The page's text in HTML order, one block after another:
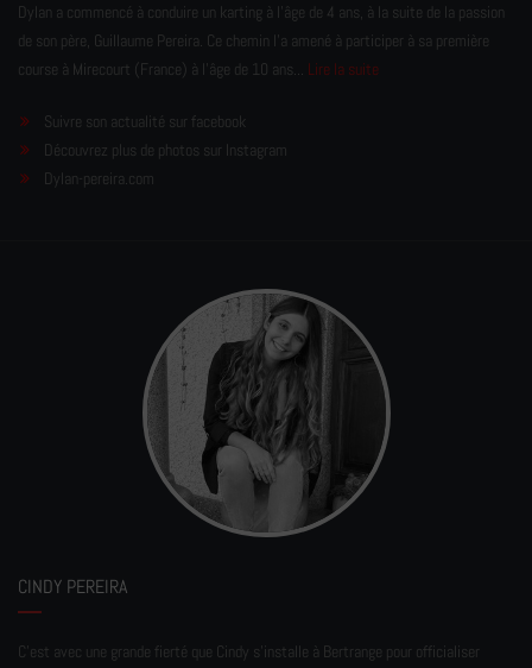
Dylan a commencé à conduire un karting à l’âge de 4 ans, à la suite de la passion
de son père, Guillaume Pereira. Ce chemin l'a amené à participer à sa première
course à Mirecourt (France) à l'âge de 10 ans... Lire la suite
Suivre son actualité sur facebook
Découvrez plus de photos sur Instagram
Dylan-pereira.com
CINDY PEREIRA
C'est avec une grande fierté que Cindy s'installe à Bertrange pour officialiser